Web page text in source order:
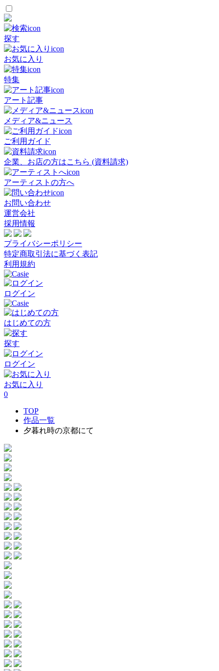
探す
お気に入り
特集
アート記事
メディア&ニュース
ご利用ガイド
企業、お店の方はこちら (資料請求)
アーティストの方へ
お問い合わせ
運営会社
採用情報
プライバシーポリシー
特定商取引法に基づく表記
利用規約
ログイン
はじめての方
探す
ログイン
お気に入り
0
TOP
作品一覧
夕暮れ時の京都にて